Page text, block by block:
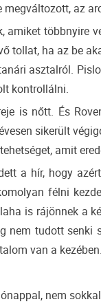
az
amiket többnyire
tollat, ha az be
asztalról.
kontrollálni.
is nőtt. És
sikerült
amit
a hír, hogy
félni
is rájönnek a
nem tudott
van a kezében.
nem